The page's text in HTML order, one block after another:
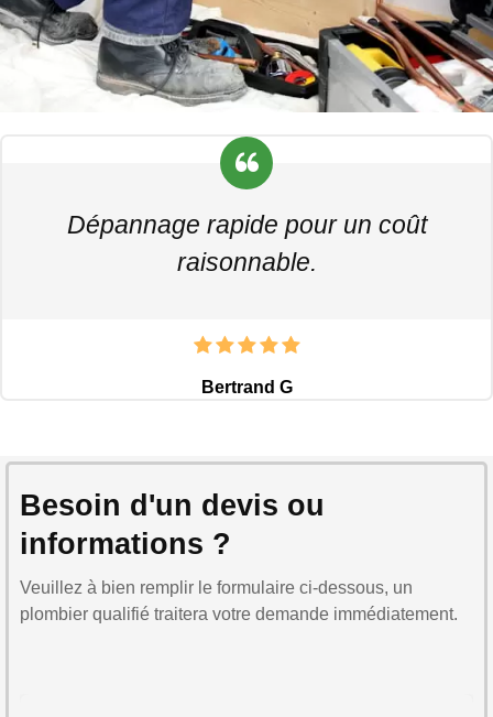
Dépannage rapide pour un coût
raisonnable.
Bertrand G
Besoin d'un devis ou
informations ?
Veuillez à bien remplir le formulaire ci-dessous, un
plombier qualifié traitera votre demande immédiatement.